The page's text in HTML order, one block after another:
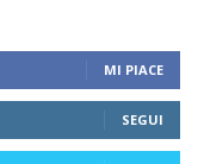
MI PIACE
SEGUI